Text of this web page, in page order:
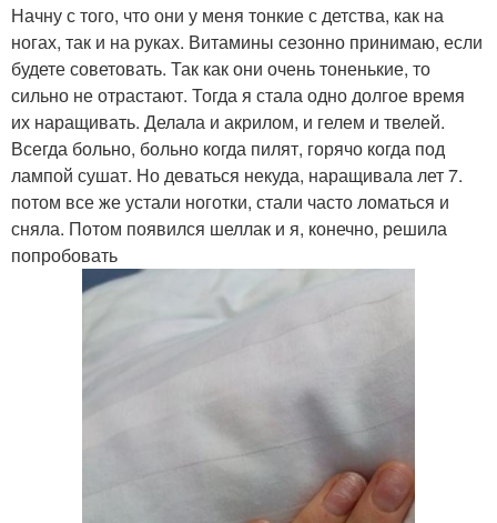
Начну с того, что они у меня тонкие с детства, как на
ногах, так и на руках. Витамины сезонно принимаю, если
будете советовать. Так как они очень тоненькие, то
сильно не отрастают. Тогда я стала одно долгое время
их наращивать. Делала и акрилом, и гелем и твелей.
Всегда больно, больно когда пилят, горячо когда под
лампой сушат. Но деваться некуда, наращивала лет 7.
потом все же устали ноготки, стали часто ломаться и
сняла. Потом появился шеллак и я, конечно, решила
попробовать